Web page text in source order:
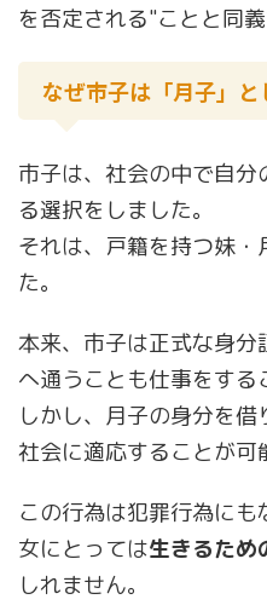
を否定される"ことと同義
なぜ市子は「月子」と
市子は、社会の中で自
る選択をしました。
それは、戸籍を持つ妹
た。
本来、市子は正式な身
へ通うことも仕事をする
しかし、月子の身分を
社会に適応することが可
この行為は犯罪行為に
女にとっては生きるため
しれません。